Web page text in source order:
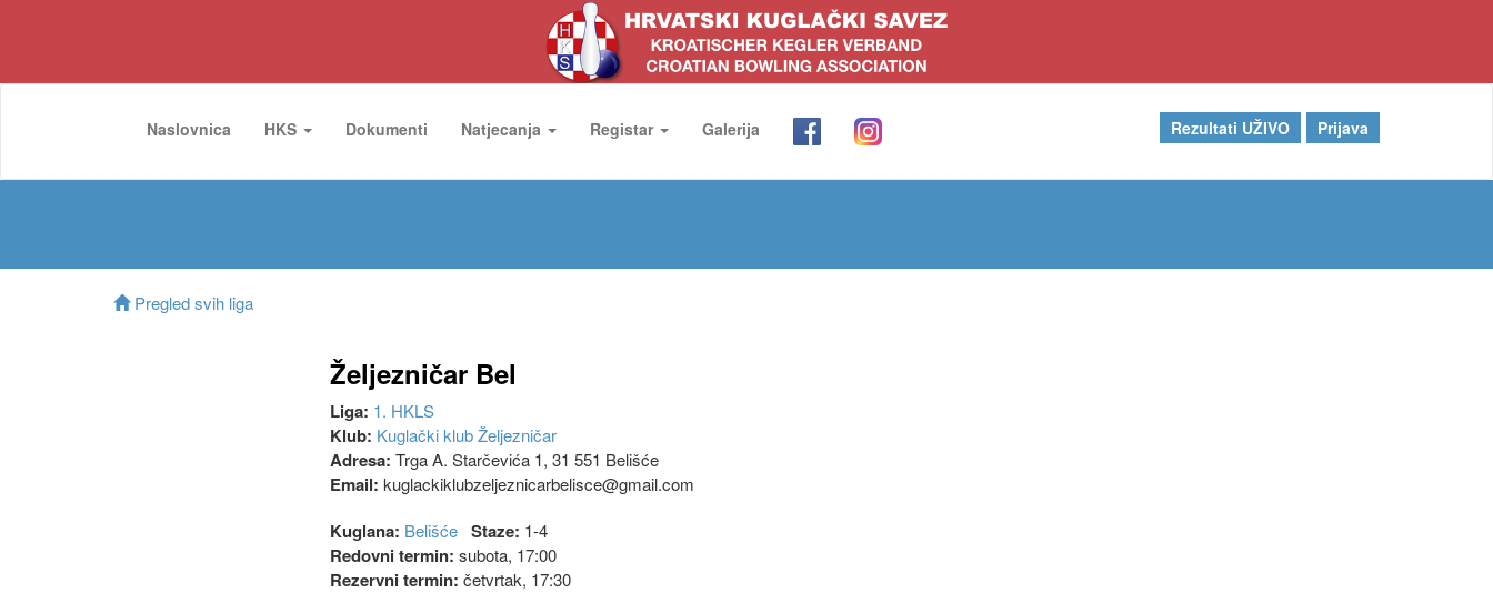
Naslovnica HKS Dokumenti Natjecanja Registar Galerija Rezultati UŽIVO Prijava
Pregled svih liga
Željezničar Bel
Liga: 1. HKLS
Klub: Kuglački klub Željezničar
Adresa: Trga A. Starčevića 1, 31 551 Belišće
Email: kuglackiklubzeljeznicarbelisce@gmail.com
Kuglana: Belišće Staze: 1-4
Redovni termin: subota, 17:00
Rezervni termin: četvrtak, 17:30